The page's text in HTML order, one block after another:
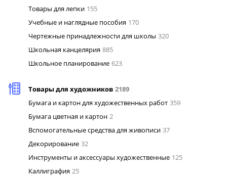
Товары для лепки 155
Учебные и наглядные пособия 170
Чертежные принадлежности для школы 320
Школьная канцелярия 885
Школьное планирование 623
Товары для художников 2189
Бумага и картон для художественных работ 359
Бумага цветная и картон 2
Вспомогательные средства для живописи 37
Декорирование 32
Инструменты и аксессуары художественные 125
Каллиграфия 25